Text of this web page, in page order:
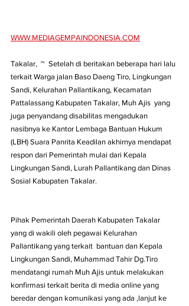
WWW.MEDIAGEMPAINDONESIA.COM
Takalar,  ~  Setelah di beritakan beberapa hari lalu
terkait Warga jalan Baso Daeng Tiro, Lingkungan
Sandi, Kelurahan Pallantikang, Kecamatan
Pattalassang Kabupaten Takalar, Muh Ajis  yang
juga penyandang disabilitas mengadukan
nasibnya ke Kantor Lembaga Bantuan Hukum
(LBH) Suara Panrita Keadilan akhirnya mendapat
respon dari Pemerintah mulai dari Kepala
Lingkungan Sandi, Lurah Pallantikang dan Dinas
Sosial Kabupaten Takalar.
Pihak Pemerintah Daerah Kabupaten Takalar
yang di wakili oleh pegawai Kelurahan
Pallantikang yang terkait  bantuan dan Kepala
Lingkungan Sandi, Muhammad Tahir Dg.Tiro
mendatangi rumah Muh Ajis untuk melakukan
konfirmasi terkait berita di media online yang
beredar dengan komunikasi yang ada ,lanjut ke